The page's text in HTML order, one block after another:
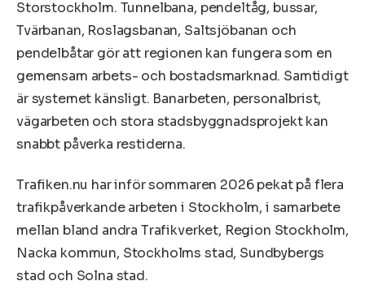
Storstockholm. Tunnelbana, pendeltåg, bussar,
Tvärbanan, Roslagsbanan, Saltsjöbanan och
pendelbåtar gör att regionen kan fungera som en
gemensam arbets- och bostadsmarknad. Samtidigt
är systemet känsligt. Banarbeten, personalbrist,
vägarbeten och stora stadsbyggnadsprojekt kan
snabbt påverka restiderna.
Trafiken.nu har inför sommaren 2026 pekat på flera
trafikpåverkande arbeten i Stockholm, i samarbete
mellan bland andra Trafikverket, Region Stockholm,
Nacka kommun, Stockholms stad, Sundbybergs
stad och Solna stad.